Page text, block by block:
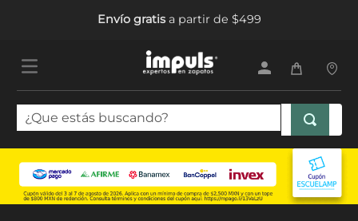
Envío gratisa partir de $499
¿Que estás buscando?
TÉRMINOS MÁS BUSCADOS
1.
sandalias mujer